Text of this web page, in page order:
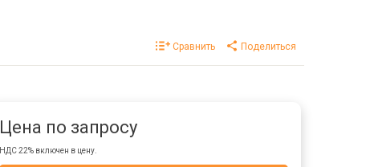
Сравнить Поделиться
Цена по запросу
НДС 22% включен в цену.